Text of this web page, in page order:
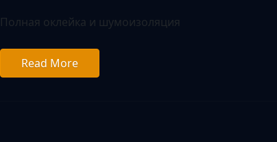
Полная оклейка и шумоизоляция
Read More